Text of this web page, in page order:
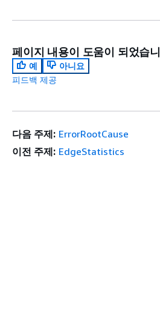
페이지 내용이 도움이 되었습
예
아니요
피드백 제공
다음 주제: ErrorRootCause
이전 주제: EdgeStatistics